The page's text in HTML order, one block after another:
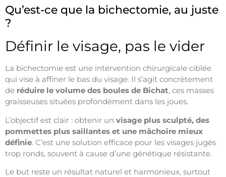
Qu’est-ce que la bichectomie, au juste
?
Définir le visage, pas le vider
La bichectomie est une intervention chirurgicale ciblée
qui vise à affiner le bas du visage. Il s’agit concrètement
de réduire le volume des boules de Bichat, ces masses
graisseuses situées profondément dans les joues.
L’objectif est clair : obtenir un visage plus sculpté, des
pommettes plus saillantes et une mâchoire mieux
définie. C’est une solution efficace pour les visages jugés
trop ronds, souvent à cause d’une génétique résistante.
Le but reste un résultat naturel et harmonieux, surtout